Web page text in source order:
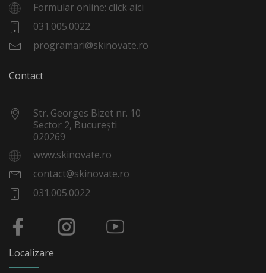
Formular online: click aici
031.005.0022
programari@skinovate.ro
Contact
Str. Georges Bizet nr. 10
Sector 2, București
020269
www.skinovate.ro
contact@skinovate.ro
031.005.0022
Localizare